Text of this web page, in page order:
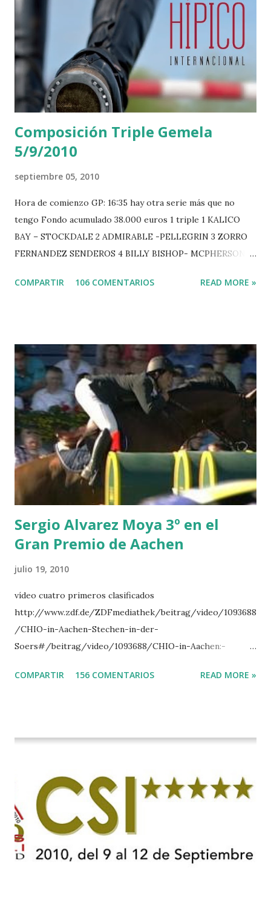
Composición Triple Gemela
5/9/2010
septiembre 05, 2010
Hora de comienzo GP: 16:35 hay otra serie más que no
tengo Fondo acumulado 38.000 euros 1 triple 1 KALICO
BAY – STOCKDALE 2 ADMIRABLE -PELLEGRIN 3 ZORRO
FERNANDEZ SENDEROS 4 BILLY BISHOP- MCPHERSON 5
-EPAILLARD 7 GIG AMAI M WHITAKER 8 SILVANA DU
POWER - MILLAR 5 ARMANIE -VOORN 6 QUERLYBET
HERO -LEJAUNE 7 MO CHROI - O’BRIEN 8 CARMENA Z -
BREEN 9 JALLA DE GAVIERE -RAMZY AL DUHAMI 10
NOVEL -PHILIPPAERTS 3 triple 1 LATE NIGHT -LEVY 2 K
CLUB LADY -O’CONNOR 3 QUICK STUDY - HOUGH 4
LORENZO -AHLMANN 5 L’ESPOIR -GULLIKSEN 6
TOPINAMBOUR -LEPREVOST 7 WISCONSIN 111 -MOYA 8
INTERTOY Z - BRASH 9 HERALD –CORDON 10 SELDANA
DI CAMPALTO -SHARBATLY Vuelta Triunfal... el ganador
del Gran Premio en su vuelta de honor
COMPARTIR 106 COMENTARIOS READ MORE »
Sergio Alvarez Moya 3º en el
Gran Premio de Aachen
julio 19, 2010
vídeo cuatro primeros clasificados
http://www.zdf.de/ZDFmediathek/beitrag/video/1093688
/CHIO-in-Aachen-Stechen-in-der-
Soers#/beitrag/video/1093688/CHIO-in-Aachen:-
COMPARTIR 156 COMENTARIOS READ MORE »